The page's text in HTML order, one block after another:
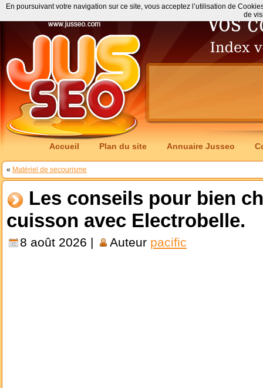
Accueil Plan du site Annuaire Jusseo
« Matériel de secourisme
Les conseils pour bien
cuisson avec Electrobelle.
8 août 2026 | Auteur pacific
En poursuivant votre navigation sur ce site, vous acceptez l’utilisation de
de